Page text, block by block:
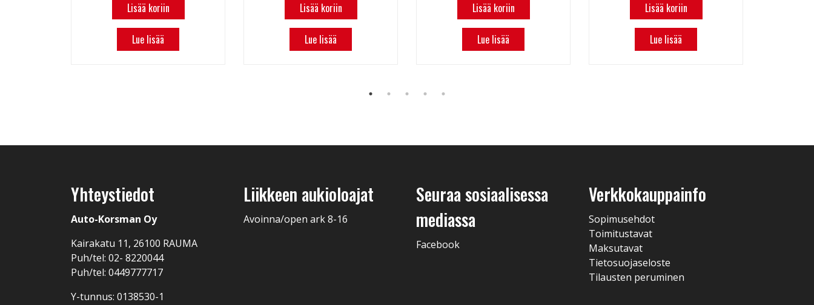
Lisää koriin
Lue lisää
Lisää koriin
Lue lisää
Lisää koriin
Lue lisää
Lisää koriin
Lue lisää
Yhteystiedot
Auto-Korsman Oy
Kairakatu 11, 26100 RAUMA
Puh/tel: 02- 8220044
Puh/tel: 0449777717
Y-tunnus: 0138530-1
Liikkeen aukioloajat
Avoinna/open ark 8-16
Seuraa sosiaalisessa
mediassa
Facebook
Verkkokauppainfo
Sopimusehdot
Toimitustavat
Maksutavat
Tietosuojaseloste
Tilausten peruminen